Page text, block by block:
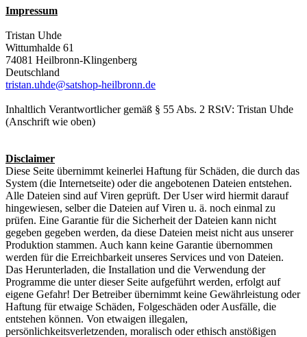
Impressum
Tristan Uhde
Wittumhalde 61
74081 Heilbronn-Klingenberg
Deutschland
tristan.uhde@satshop-heilbronn.de
Inhaltlich Verantwortlicher gemäß § 55 Abs. 2 RStV: Tristan Uhde
(Anschrift wie oben)
Disclaimer
Diese Seite übernimmt keinerlei Haftung für Schäden, die durch das
System (die Internetseite) oder die angebotenen Dateien entstehen.
Alle Dateien sind auf Viren geprüft. Der User wird hiermit darauf
hingewiesen, selber die Dateien auf Viren u. ä. noch einmal zu
prüfen. Eine Garantie für die Sicherheit der Dateien kann nicht
gegeben gegeben werden, da diese Dateien meist nicht aus unserer
Produktion stammen. Auch kann keine Garantie übernommen
werden für die Erreichbarkeit unseres Services und von Dateien.
Das Herunterladen, die Installation und die Verwendung der
Programme die unter dieser Seite aufgeführt werden, erfolgt auf
eigene Gefahr! Der Betreiber übernimmt keine Gewährleistung oder
Haftung für etwaige Schäden, Folgeschäden oder Ausfälle, die
entstehen können. Von etwaigen illegalen,
persönlichkeitsverletzenden, moralisch oder ethisch anstößigen